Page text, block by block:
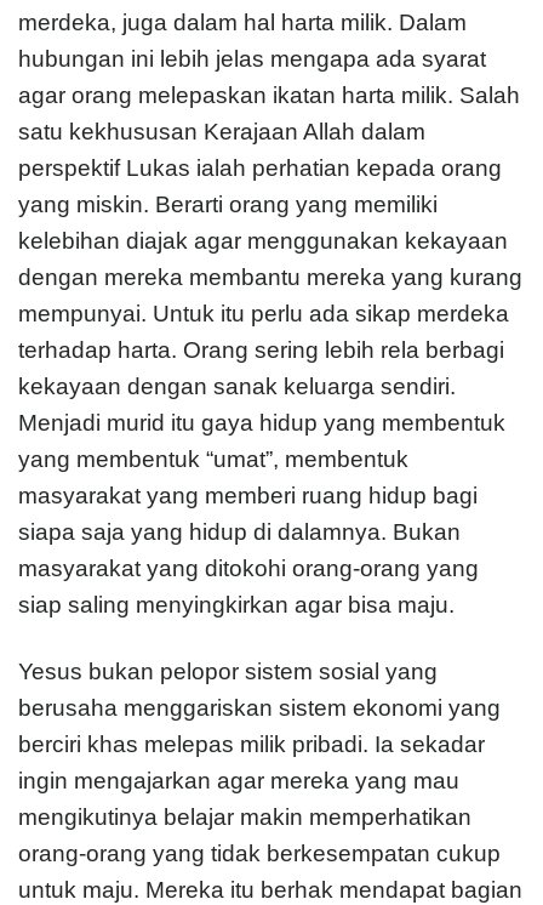
merdeka, juga dalam hal harta milik. Dalam
hubungan ini lebih jelas mengapa ada syarat
agar orang melepaskan ikatan harta milik. Salah
satu kekhususan Kerajaan Allah dalam
perspektif Lukas ialah perhatian kepada orang
yang miskin. Berarti orang yang memiliki
kelebihan diajak agar menggunakan kekayaan
dengan mereka membantu mereka yang kurang
mempunyai. Untuk itu perlu ada sikap merdeka
terhadap harta. Orang sering lebih rela berbagi
kekayaan dengan sanak keluarga sendiri.
Menjadi murid itu gaya hidup yang membentuk
yang membentuk “umat”, membentuk
masyarakat yang memberi ruang hidup bagi
siapa saja yang hidup di dalamnya. Bukan
masyarakat yang ditokohi orang-orang yang
siap saling menyingkirkan agar bisa maju.
Yesus bukan pelopor sistem sosial yang
berusaha menggariskan sistem ekonomi yang
berciri khas melepas milik pribadi. Ia sekadar
ingin mengajarkan agar mereka yang mau
mengikutinya belajar makin memperhatikan
orang-orang yang tidak berkesempatan cukup
untuk maju. Mereka itu berhak mendapat bagian